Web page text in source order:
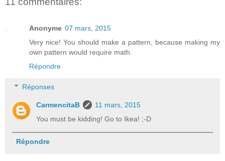
Anonyme 07 mars, 2015
Very nice! You should make a pattern, because making my
own pattern would require math.
Répondre
Réponses
CarmencitaB
11 mars, 2015
You must be kidding! Go to Ikea! ;-D
Répondre